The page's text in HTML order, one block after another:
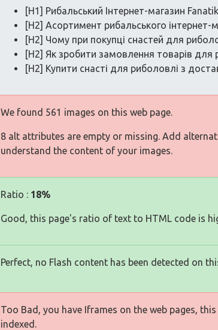
[H1] Рибальський Інтернет-магазин Fanatik
[H2] Асортимент рибальського інтернет-
[H2] Чому при покупці снастей для
[H2] Як зробити замовлення товарів для
[H2] Купити снасті для риболовлі з
We found 561 images on this web page.
8 alt attributes are empty or missing. Add
understand the content of your images.
Ratio : 18%
Good, this page's ratio of text to HTML code is
Perfect, no Flash content has been detected on
Too Bad, you have Iframes on the web pages,
indexed.